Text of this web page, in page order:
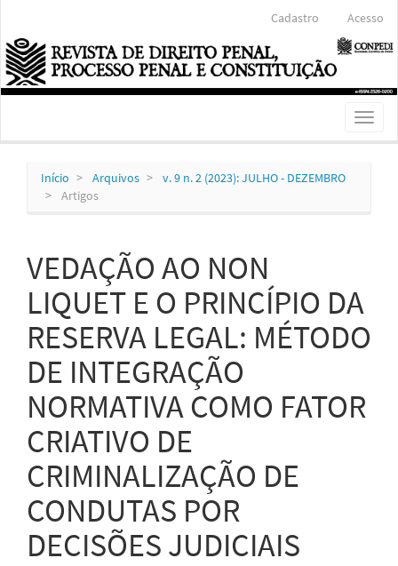
Conteúdo
principal
Barra
Lateral
Cadastro Acesso
Toggle
Início Arquivos
v. 9 n. 2 (2023): JULHO - DEZEMBRO
Artigos
VEDAÇÃO AO NON
LIQUET E O PRINCÍPIO DA
RESERVA LEGAL: MÉTODO
DE INTEGRAÇÃO
NORMATIVA COMO FATOR
CRIATIVO DE
CRIMINALIZAÇÃO DE
CONDUTAS POR
DECISÕES JUDICIAIS